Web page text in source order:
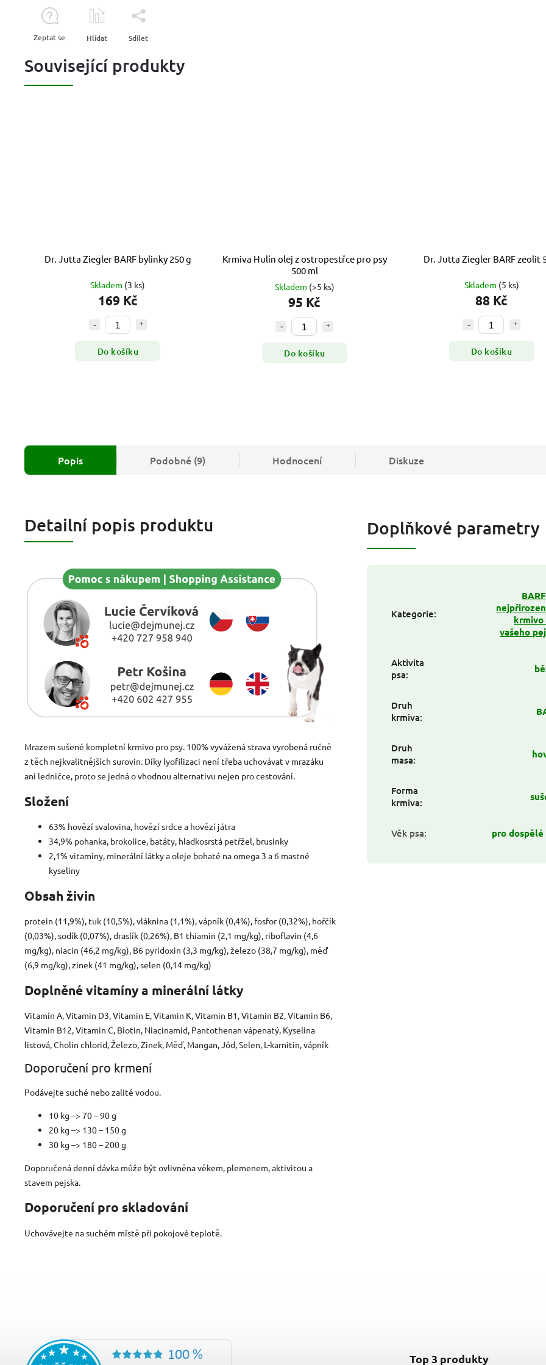
Zeptat se Hlídat Sdílet
Související produkty
Dr. Jutta Ziegler BARF bylinky 250 g
Skladem (3 ks)
169 Kč
Do košíku
Krmiva Hulín olej z ostropestřce pro psy
500 ml
Skladem (>5 ks)
95 Kč
Do košíku
Dr. Jutta Ziegler BARF zeolit
Skladem (5 ks)
88 Kč
Do košíku
Popis Podobné (9) Hodnocení Diskuze
Detailní popis produktu
Mrazem sušené kompletní krmivo pro psy. 100% vyvážená strava vyrobená ručně
z těch nejkvalitnějších surovin. Díky lyofilizaci není třeba uchovávat v mrazáku
ani ledničce, proto se jedná o vhodnou alternativu nejen pro cestování.
Složení
63% hovězí svalovina, hovězí srdce a hovězí játra
34,9% pohanka, brokolice, batáty, hladkosrstá petřžel, brusinky
2,1% vitamíny, minerální látky a oleje bohaté na omega 3 a 6 mastné
kyseliny
Obsah živin
protein (11,9%), tuk (10,5%), vláknina (1,1%), vápník (0,4%), fosfor (0,32%), hořčík
(0,03%), sodík (0,07%), draslík (0,26%), B1 thiamin (2,1 mg/kg), riboflavin (4,6
mg/kg), niacin (46,2 mg/kg), B6 pyridoxin (3,3 mg/kg), železo (38,7 mg/kg), měď
(6,9 mg/kg), zinek (41 mg/kg), selen (0,14 mg/kg)
Doplněné vitamíny a minerální látky
Vitamín A, Vitamin D3, Vitamin E, Vitamin K, Vitamin B1, Vitamin B2, Vitamin B6,
Vitamin B12, Vitamin C, Biotin, Niacinamid, Pantothenan vápenatý, Kyselina
listová, Cholin chlorid, Železo, Zinek, Měď, Mangan, Jód, Selen, L-karnitin, vápník
Doporučení pro krmení
Podávejte suché nebo zalité vodou.
10 kg –> 70 – 90 g
20 kg –> 130 – 150 g
30 kg –> 180 – 200 g
Doporučená denní dávka může být ovlivněna věkem, plemenem, aktivitou a
stavem pejska.
Doporučení pro skladování
Uchovávejte na suchém místě při pokojové teplotě.
Doplňkové parametry
Kategorie:
krmivo
vašeho
Aktivita
psa:
Druh
krmiva:
Druh
masa:
Forma
krmiva:
Věk psa: pro dospělé
Top 3 produkty